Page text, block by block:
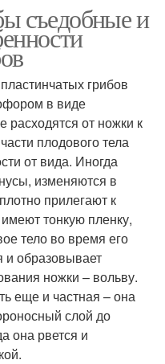
Коричневые грибы
Грибы с описанием
Белый гриб
Желтый гриб
съедобные и
грибов
в виде
расходятся от ножки к
плодового тела
от вида. Иногда
изменяются в
прилегают к
тонкую пленку,
тело во время его
и образовывает
ножки – вольву.
еще и частная – она
слой до
она рвется и